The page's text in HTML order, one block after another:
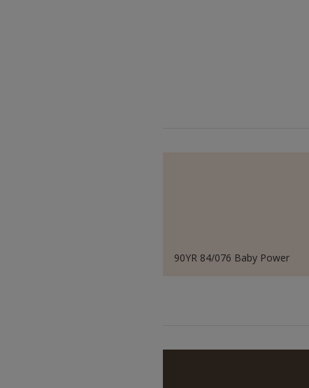
90YR 84/076 Baby Power